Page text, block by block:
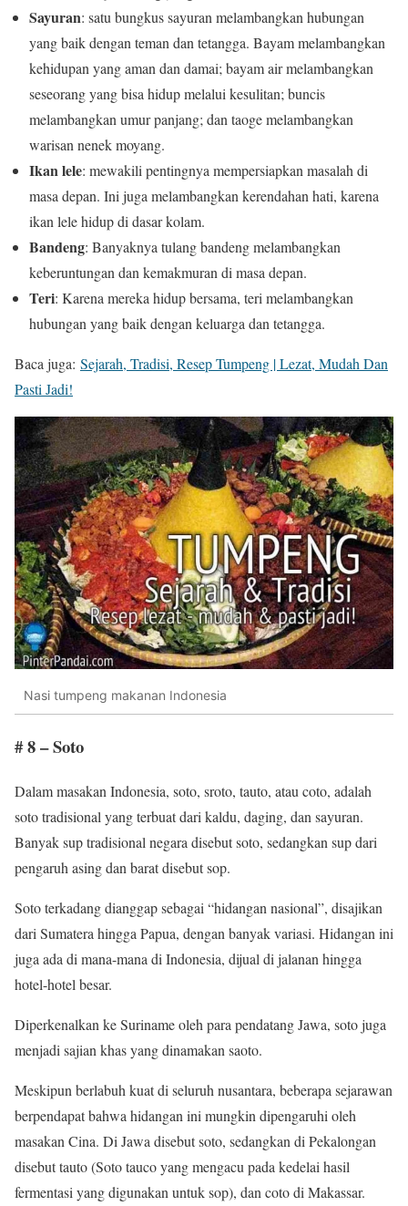
Sayuran: satu bungkus sayuran melambangkan hubungan
yang baik dengan teman dan tetangga. Bayam melambangkan
kehidupan yang aman dan damai; bayam air melambangkan
seseorang yang bisa hidup melalui kesulitan; buncis
melambangkan umur panjang; dan taoge melambangkan
warisan nenek moyang.
Ikan lele: mewakili pentingnya mempersiapkan masalah di
masa depan. Ini juga melambangkan kerendahan hati, karena
ikan lele hidup di dasar kolam.
Bandeng: Banyaknya tulang bandeng melambangkan
keberuntungan dan kemakmuran di masa depan.
Teri: Karena mereka hidup bersama, teri melambangkan
hubungan yang baik dengan keluarga dan tetangga.
Baca juga: Sejarah, Tradisi, Resep Tumpeng | Lezat, Mudah Dan
Pasti Jadi!
Nasi tumpeng makanan Indonesia
# 8 – Soto
Dalam masakan Indonesia, soto, sroto, tauto, atau coto, adalah
soto tradisional yang terbuat dari kaldu, daging, dan sayuran.
Banyak sup tradisional negara disebut soto, sedangkan sup dari
pengaruh asing dan barat disebut sop.
Soto terkadang dianggap sebagai “hidangan nasional”, disajikan
dari Sumatera hingga Papua, dengan banyak variasi. Hidangan ini
juga ada di mana-mana di Indonesia, dijual di jalanan hingga
hotel-hotel besar.
Diperkenalkan ke Suriname oleh para pendatang Jawa, soto juga
menjadi sajian khas yang dinamakan saoto.
Meskipun berlabuh kuat di seluruh nusantara, beberapa sejarawan
berpendapat bahwa hidangan ini mungkin dipengaruhi oleh
masakan Cina. Di Jawa disebut soto, sedangkan di Pekalongan
disebut tauto (Soto tauco yang mengacu pada kedelai hasil
fermentasi yang digunakan untuk sop), dan coto di Makassar.